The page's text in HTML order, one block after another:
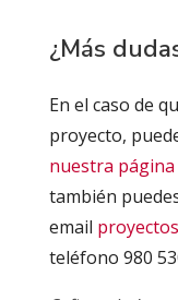
¿Más
En el caso de
proyecto,
nuestra página
también
email
teléfono 980